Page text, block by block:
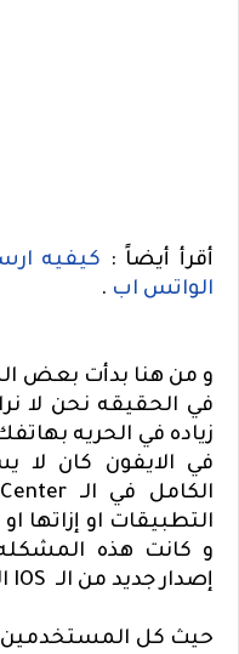
أقرأ أيضاً : كيفيه
الواتس اب .
و من هنا بدأت بعض
في الحقيقه نحن لا
زياده في الحريه
في الايفون كان لا
الكامل في الـ
التطبيقات او إزاتها
و كانت هذه
إصدار جديد من الـ IOS
حيث كل المستخدمين